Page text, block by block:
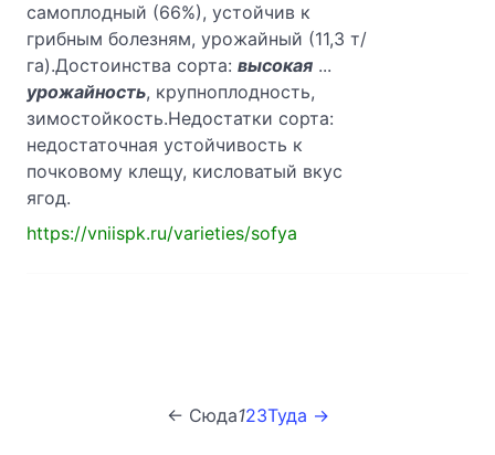
самоплодный (66%), устойчив к
грибным болезням, урожайный (11,3 т/
га).Достоинства сорта: высокая ...
урожайность, крупноплодность,
зимостойкость.Недостатки сорта:
недостаточная устойчивость к
почковому клещу, кисловатый вкус
ягод.
https://vniispk.ru/varieties/sofya
← Сюда123Туда →